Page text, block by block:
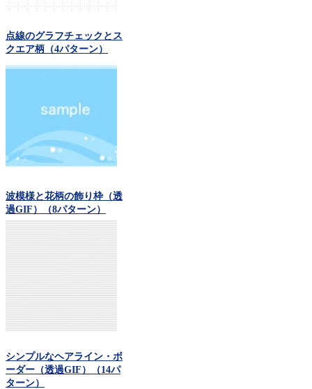
点線のグラフチェックとス
クエア柄（4パターン）
波模様と花柄の飾り枠（透
過GIF）（8パターン）
シンプルなヘアライン・ボ
ーダー（透過GIF）（14パ
ターン）